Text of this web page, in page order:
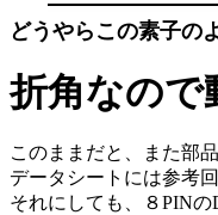
どうやらこの素子の
折角なので
このままだと、また部
データシートには参考
それにしても、８PIN